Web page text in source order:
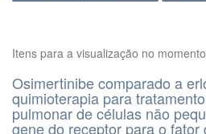
Itens para a visualização no
Osimertinibe comparado a
quimioterapia para
pulmonar de células não
gene do receptor para o fator